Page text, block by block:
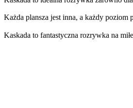
Każda plansza jest inna, a każdy
Kaskada to fantastyczna rozrywka na